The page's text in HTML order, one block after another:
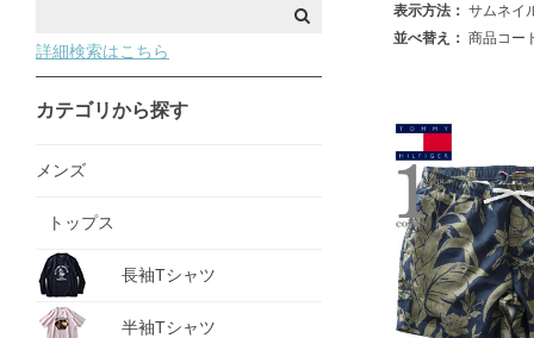
詳細検索はこちら
カテゴリから探す
メンズ
トップス
長袖Tシャツ
半袖Tシャツ
表示方法： サムネイ
並べ替え： 商品コー